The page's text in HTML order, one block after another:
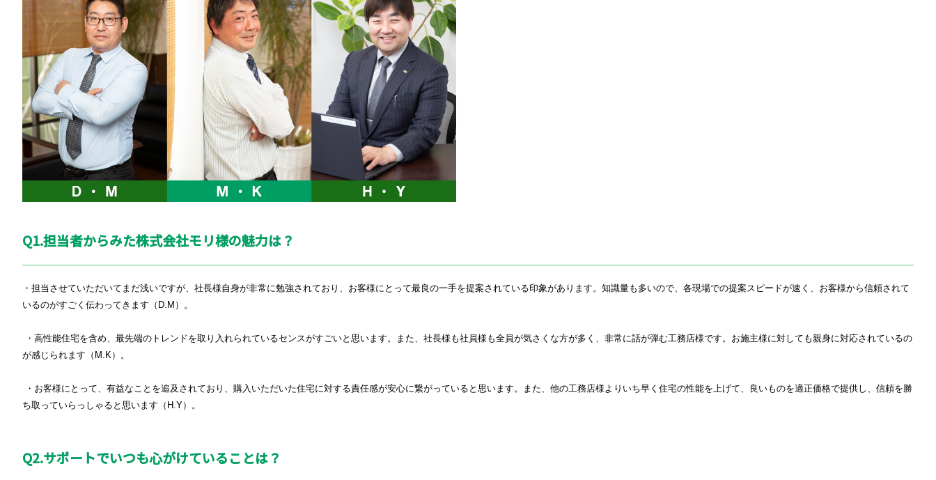
Q1.担当者からみた株式会社モリ様の魅力は？
・担当させていただいてまだ浅いですが、社長様自身が非常に勉強されており、お客様にとって最良の一手を提案されている印象があります。知識量も多いので、各現場での提案スピードが速く、お客様から信頼されて
いるのがすごく伝わってきます（ D.M ）。
・高性能住宅を含め、最先端のトレンドを取り入れられているセンスがすごいと思います。また、社長様も社員様も全員が気さくな方が多く、非常に話が弾む工務店様です。お施主様に対しても親身に対応されているの
が感じられます（ M.K ）。
・お客様にとって、有益なことを追及されており、購入いただいた住宅に対する責任感が安心に繋がっていると思います。また、他の工務店様よりいち早く住宅の性能を上げて、良いものを適正価格で提供し、信頼を勝
ち取っていらっしゃると思います（ H.Y）。
Q2.サポートでいつも心がけていることは？